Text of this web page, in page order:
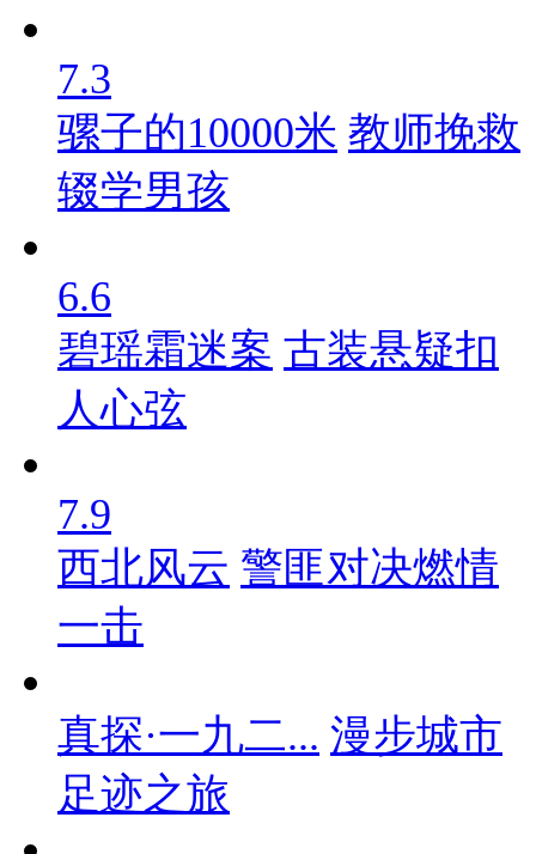
7.3
骡子的10000米 教师挽救
辍学男孩
6.6
碧瑶霜迷案 古装悬疑扣
人心弦
7.9
西北风云 警匪对决燃情
一击
真探·一九二... 漫步城市
足迹之旅